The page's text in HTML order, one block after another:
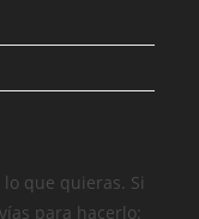
que quieras. Si
para hacerlo: